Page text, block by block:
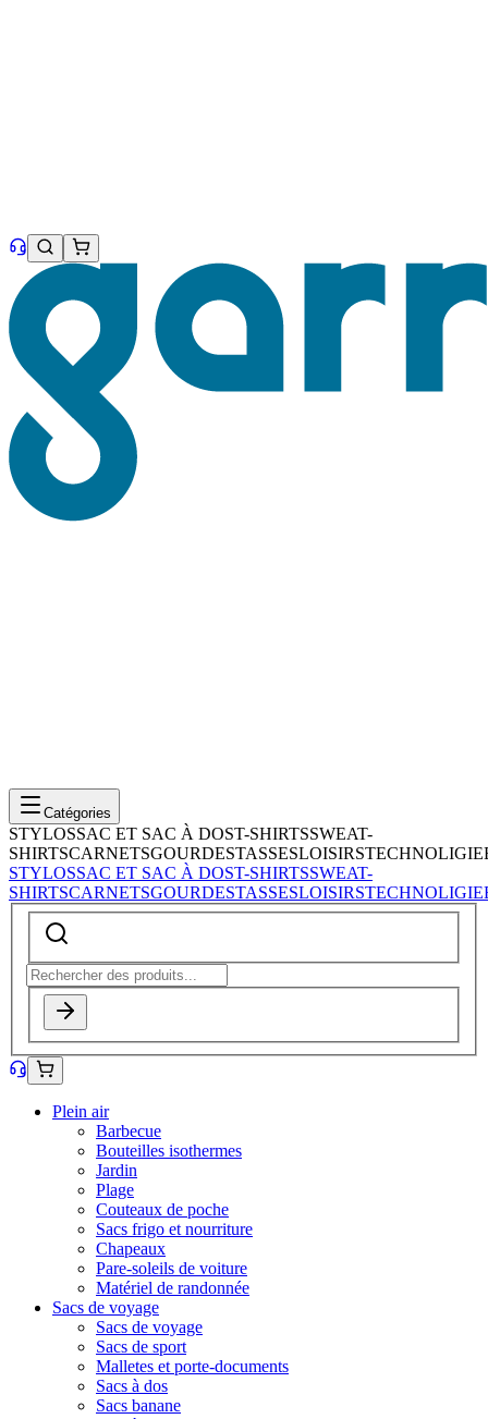
Catégories
STYLOSSAC ET SAC À DOST-SHIRTSSWEAT-
SHIRTSCARNETSGOURDESTASSESLOISIRSTECHNOLIGIE
STYLOSSAC ET SAC À DOST-SHIRTSSWEAT-
SHIRTSCARNETSGOURDESTASSESLOISIRSTECHNOLIGIE
Plein air
Barbecue
Bouteilles isothermes
Jardin
Plage
Couteaux de poche
Sacs frigo et nourriture
Chapeaux
Pare-soleils de voiture
Matériel de randonnée
Sacs de voyage
Sacs de voyage
Sacs de sport
Malletes et porte-documents
Sacs à dos
Sacs banane